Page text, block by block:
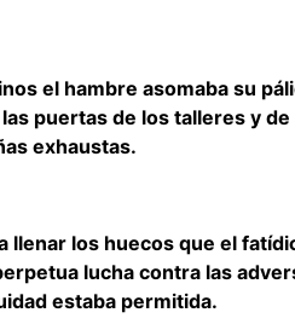
el hambre asomaba su
puertas de los talleres y
exhaustas.
llenar los huecos que el
lucha contra las
estaba permitida.